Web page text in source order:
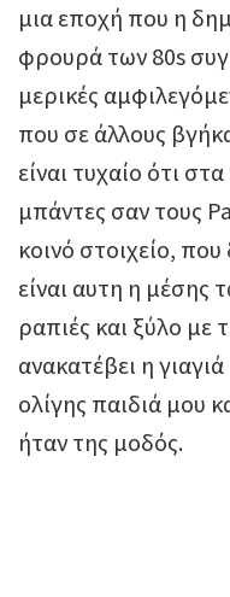
μια εποχή που η
φρουρά των 80s
μερικές
που σε άλλους
είναι τυχαίο ότι
μπάντες σαν τους
κοινό στοιχείο, που
είναι αυτη η μέσης
ραπιές και ξύλο με
ανακατέβει η
ολίγης παιδιά μου
ήταν της μοδός.